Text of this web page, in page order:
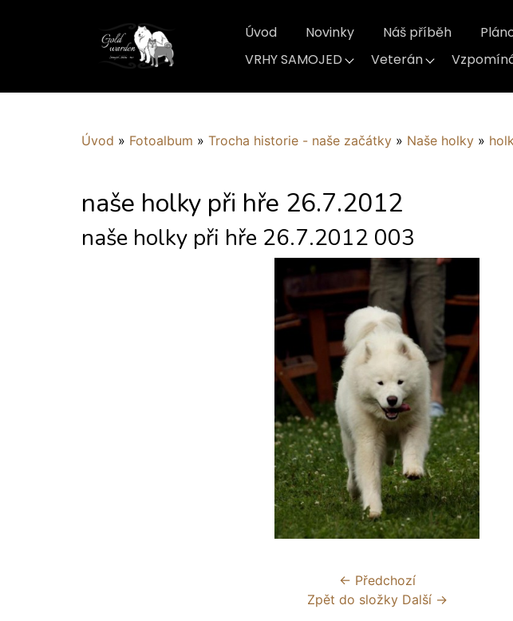
Úvod Novinky Náš příběh
VRHY SAMOJED
Veterán
Úvod » Fotoalbum » Trocha historie - naše začátky » Naše holky »
naše holky při hře 26.7.2012
naše holky při hře 26.7.2012 003
← Předchozí
Zpět do složky Další →